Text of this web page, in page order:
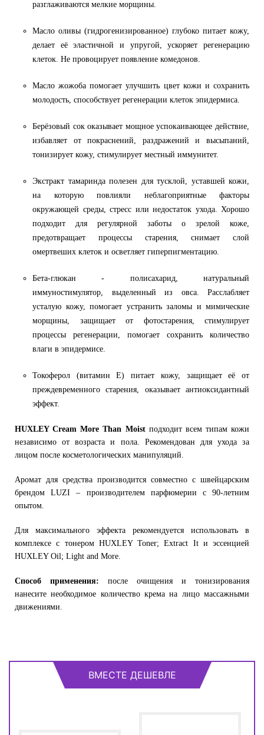
разглаживаются мелкие морщины.
Масло оливы (гидрогенизированное) глубоко питает кожу,
делает её эластичной и упругой, ускоряет регенерацию
клеток. Не провоцирует появление комедонов.
Масло жожоба помогает улучшить цвет кожи и сохранить
молодость, способствует регенерации клеток эпидермиса.
Берёзовый сок оказывает мощное успокаивающее действие,
избавляет от покраснений, раздражений и высыпаний,
тонизирует кожу, стимулирует местный иммунитет.
Экстракт тамаринда полезен для тусклой, уставшей кожи,
на которую повлияли неблагоприятные факторы
окружающей среды, стресс или недостаток ухода. Хорошо
подходит для регулярной заботы о зрелой коже,
предотвращает процессы старения, снимает слой
омертвеших клеток и осветляет гиперпигментацию.
Бета-глюкан - полисахарид, натуральный
иммуностимулятор, выделенный из овса. Расслабляет
усталую кожу, помогает устранить заломы и мимические
морщины, защищает от фотостарения, стимулирует
процессы регенерации, помогает сохранить количество
влаги в эпидермисе.
Токоферол (витамин Е) питает кожу, защищает её от
преждевременного старения, оказывает антиоксидантный
эффект.
HUXLEY Cream More Than Moist подходит всем типам кожи
независимо от возраста и пола. Рекомендован для ухода за
лицом после косметологических манипуляций.
Аромат для средства производится совместно с швейцарским
брендом LUZI – производителем парфюмерии с 90-летним
опытом.
Для максимального эффекта рекомендуется использовать в
комплексе с тонером HUXLEY Toner; Extract It и эссенцией
HUXLEY Oil; Light and More.
Способ применения: после очищения и тонизирования
нанесите необходимое количество крема на лицо массажными
движениями.
ВМЕСТЕ ДЕШЕВЛЕ